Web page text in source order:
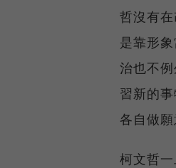
哲沒有
是靠形
治也不
習新的
各自做
柯文哲